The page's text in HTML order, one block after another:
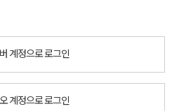
계정으로 로그인
계정으로 로그인